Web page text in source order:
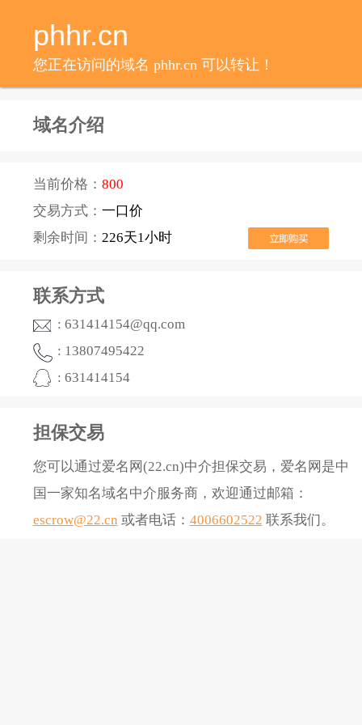
phhr.cn
您正在访问的域名 phhr.cn 可以转让！
域名介绍
当前价格： 800
交易方式： 一口价
剩余时间： 226天1小时
联系方式
: 631414154@qq.com
: 13807495422
: 631414154
担保交易
您可以通过爱名网(22.cn)中介担保交易，爱名网是中
国一家知名域名中介服务商，欢迎通过邮箱：
escrow@22.cn 或者电话： 4006602522 联系我们。